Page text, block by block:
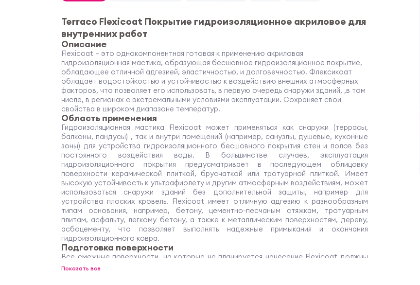
Terraco Flexicoat Покрытие гидроизоляционное акриловое для
внутренних работ
Описание
Flexicoat – это однокомпонентная готовая к применению акриловая
гидроизоляционная мастика, образующая бесшовное гидроизоляционное покрытие,
обладающее отличной адгезией, эластичностью, и долговечностью. Флексикоат
обладает водостойкостью и устойчивостью к воздействию внешних атмосферных
факторов, что позволяет его использовать, в первую очередь снаружи зданий, ,в том
числе, в регионах с экстремальными условиями эксплуатации. Сохраняет свои
свойства в широком диапазоне температур.
Область применения
Гидроизоляционная мастика Flexicoat может применяться как снаружи (террасы,
балконы, пандусы) , так и внутри помещений (например, санузлы, душевые, кухонные
зоны) для устройства гидроизоляционного бесшовного покрытия стен и полов без
постоянного воздействия воды. В большинстве случаев, эксплуатация
гидроизоляционного покрытия предусматривает в последующем облицовку
поверхности керамической плиткой, брусчаткой или тротуарной плиткой. Имеет
высокую устойчивость к ультрафиолету и другим атмосферным воздействиям, может
использоваться снаружи зданий без дополнительной защиты, например для
устройства плоских кровель. Flexicoat имеет отличную адгезию к разнообразным
типам основания, например, бетону, цементно-песчаным стяжкам, тротуарным
плитам, асфальту, легкому бетону, а также к металлическим поверхностям, дереву,
асбоцементу, что позволяет выполнять надежные примыкания и окончания
гидроизоляционного ковра.
Подготовка поверхности
Все смежные поверхности, на которые не планируется нанесение Flexicoat должны
быть защищены. Основание должно быть ровным, прочным, сухим, очищенным от
Показать все